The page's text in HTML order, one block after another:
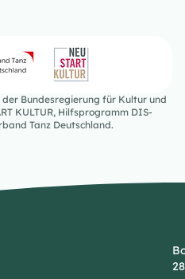
Bundesregierung für Kultur und
KULTUR, Hilfsprogramm DIS-
Tanz Deutschland.